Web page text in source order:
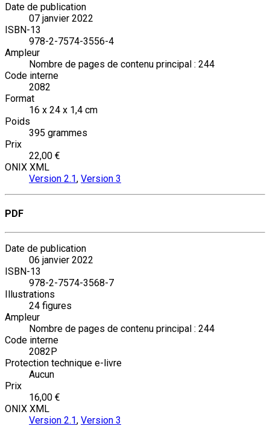
Date de publication
07 janvier 2022
ISBN-13
978-2-7574-3556-4
Ampleur
Nombre de pages de contenu principal : 244
Code interne
2082
Format
16 x 24 x 1,4 cm
Poids
395 grammes
Prix
22,00 €
ONIX XML
Version 2.1, Version 3
PDF
Date de publication
06 janvier 2022
ISBN-13
978-2-7574-3568-7
Illustrations
24 figures
Ampleur
Nombre de pages de contenu principal : 244
Code interne
2082P
Protection technique e-livre
Aucun
Prix
16,00 €
ONIX XML
Version 2.1, Version 3